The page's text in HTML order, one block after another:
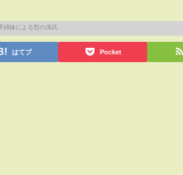
はてブ Pocket